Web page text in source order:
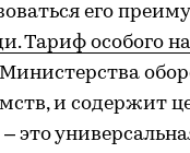
его
Тариф особого
и содержит
– это